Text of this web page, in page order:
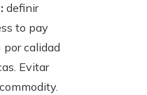
definir
to pay
por calidad
Evitar